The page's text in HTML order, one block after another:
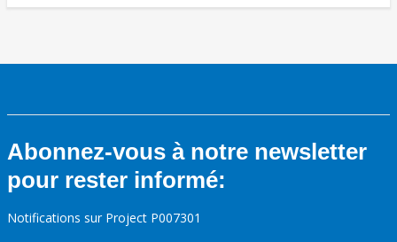
Abonnez-vous à notre newsletter
pour rester informé:
Notifications sur Project P007301